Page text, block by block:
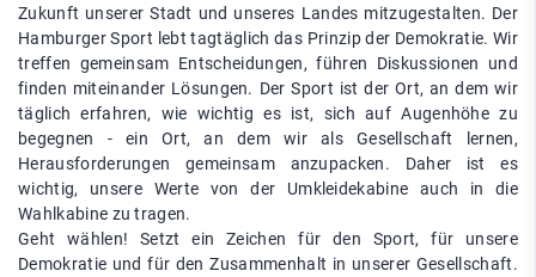
Zukunft unserer Stadt und unseres Landes mitzugestalten. Der
Hamburger Sport lebt tagtäglich das Prinzip der Demokratie. Wir
treffen gemeinsam Entscheidungen, führen Diskussionen und
finden miteinander Lösungen. Der Sport ist der Ort, an dem wir
täglich erfahren, wie wichtig es ist, sich auf Augenhöhe zu
begegnen - ein Ort, an dem wir als Gesellschaft lernen,
Herausforderungen gemeinsam anzupacken. Daher ist es
wichtig, unsere Werte von der Umkleidekabine auch in die
Wahlkabine zu tragen.
Geht wählen! Setzt ein Zeichen für den Sport, für unsere
Demokratie und für den Zusammenhalt in unserer Gesellschaft.